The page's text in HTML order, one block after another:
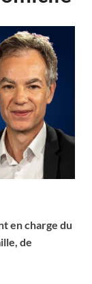
en charge du
de